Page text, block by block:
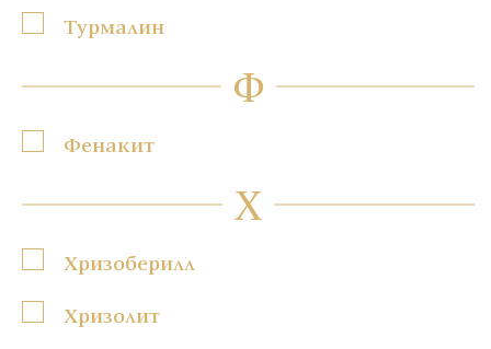
Турмалин
Ф
Фенакит
Х
Хризоберилл
Хризолит